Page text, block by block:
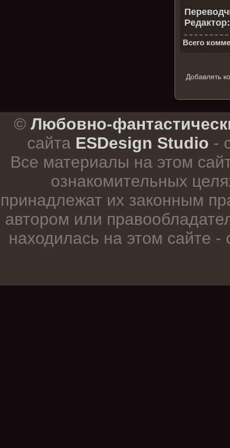
Всего
Добавлять
© Любовно-
сайта ESDesign Studio -
Все материалы на этом
ознакомительных
принадлежат их законным
автором или
находилась на этом сайте